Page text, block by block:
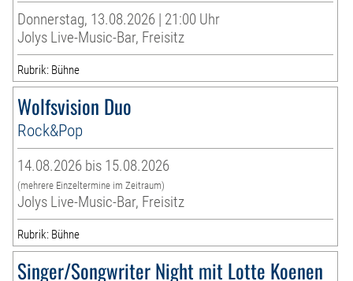
Donnerstag, 13.08.2026 | 21:00 Uhr
Jolys Live-Music-Bar, Freisitz
Rubrik: Bühne
Wolfsvision Duo
Rock&Pop
14.08.2026 bis 15.08.2026
(mehrere Einzeltermine im Zeitraum)
Jolys Live-Music-Bar, Freisitz
Rubrik: Bühne
Singer/Songwriter Night mit Lotte Koenen